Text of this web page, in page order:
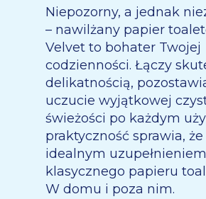
Niepozorny, a jednak
– nawilżany papier
Velvet to bohater Twojej
codzienności. Łączy
delikatnością,
uczucie wyjątkowej
świeżości po każdym
praktyczność sprawia,
idealnym uzupełnieniem
klasycznego papieru
W domu i poza nim.